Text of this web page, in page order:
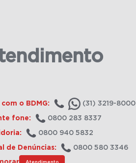
com o BDMG: (31) 3219-8000
fone: 0800 283 8337
0800 940 5832
de Denúncias: 0800 580 3346
Atendimento